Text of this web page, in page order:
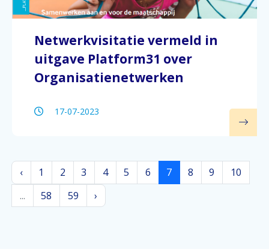
Netwerkvisitatie vermeld in
uitgave Platform31 over
Organisatienetwerken
17-07-2023
‹ 1 2 3 4 5 6 7 8 9
10
...
58 59 ›